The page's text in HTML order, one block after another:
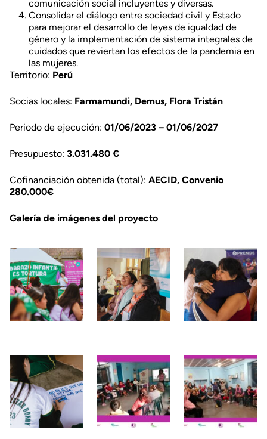
comunicación social incluyentes y diversas.
Consolidar el diálogo entre sociedad civil y Estado
para mejorar el desarrollo de leyes de igualdad de
género y la implementación de sistema integrales de
cuidados que reviertan los efectos de la pandemia en
las mujeres.
Territorio: Perú
Socias locales: Farmamundi, Demus, Flora Tristán
Periodo de ejecución: 01/06/2023 – 01/06/2027
Presupuesto: 3.031.480 €
Cofinanciación obtenida (total): AECID, Convenio
280.000€
Galería de imágenes del proyecto